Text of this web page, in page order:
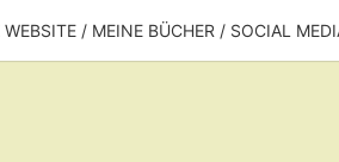
WEBSITE / MEINE BÜCHER / SOCIAL